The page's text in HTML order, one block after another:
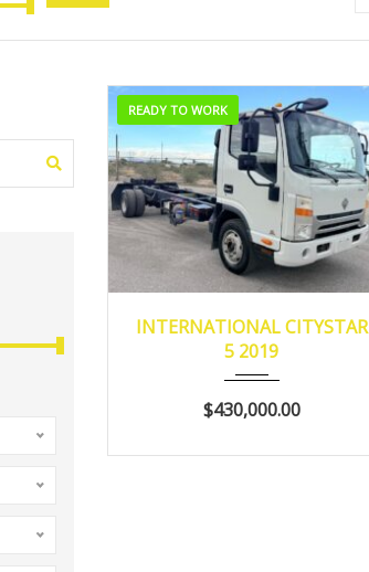
READY TO WORK
2019 Manua... 189,356
INTERNATIONAL CITYSTAR
5 2019
$430,000.00